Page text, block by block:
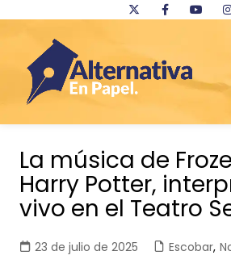
contenido
La música de
Harry Potter,
vivo en el Teatro
23 de julio de 2025 Escobar,